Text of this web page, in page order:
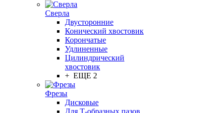
Сверла
Двусторонние
Конический хвостовик
Корончатые
Удлиненные
Цилиндрический
хвостовик
+ ЕЩЕ 2
Фрезы
Дисковые
Для Т-образных пазов